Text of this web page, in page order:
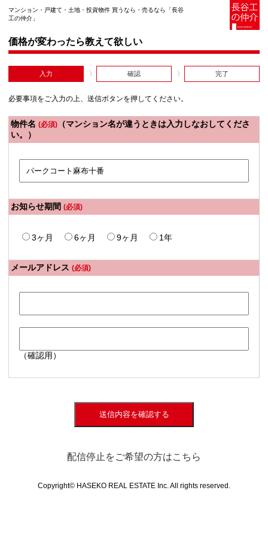
マンション・戸建て・土地・投資物件 買うなら・売るなら「長谷
工の仲介」
価格が変わったら教えて欲しい
入力 確認 完了
必要事項をご入力の上、送信ボタンを押してください。
物件名 (必須) （マンション名が違うときは入力しなおしてくださ
い。）
お知らせ期間 (必須)
3ヶ月 6ヶ月 9ヶ月 1年
メールアドレス (必須)
（確認用）
送信内容を確認する
配信停止をご希望の方はこちら
Copyright© HASEKO REAL ESTATE Inc. All rights reserved.